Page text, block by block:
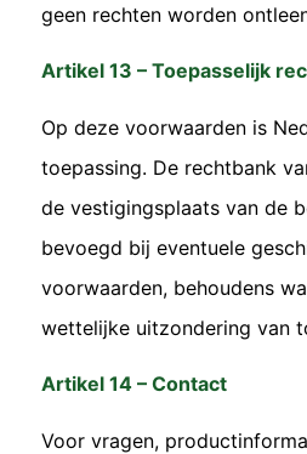
geen rechten worden
Artikel 13 – Toepasselijk
Op deze voorwaarden is
toepassing. De rechtbank
de vestigingsplaats van de
bevoegd bij eventuele
voorwaarden, behoudens
wettelijke uitzondering van
Artikel 14 – Contact
Voor vragen,